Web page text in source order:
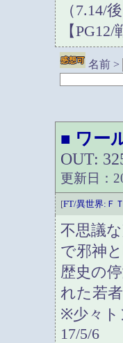
（7.14/
【PG12/
名前 >
■ ワー
OUT:
更新日：
[FT/異世界:Ｆ
不思議
で邪神
歴史の
れた若
※少々ト
17/5/6